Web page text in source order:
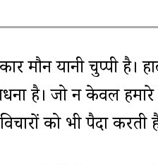
मौन यानी चुप्पी
है। जो न केवल
को भी पैदा करती